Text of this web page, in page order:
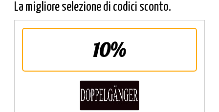
La migliore selezione di codici sconto.
10%